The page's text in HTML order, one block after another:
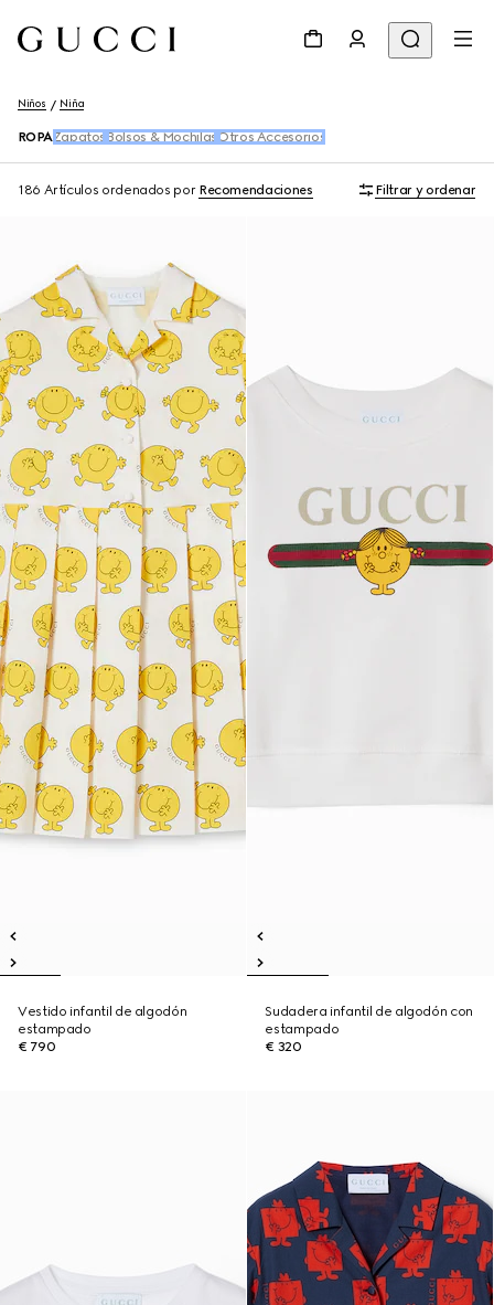
Niños Niña
ROPAZapatos Bolsos & Mochilas Otros Accesorios
186 Artículos ordenados por Recomendaciones Filtrar y ordenar
Vestido infantil de algodón
estampado
€ 790
Sudadera infantil de algodón con
estampado
€ 320